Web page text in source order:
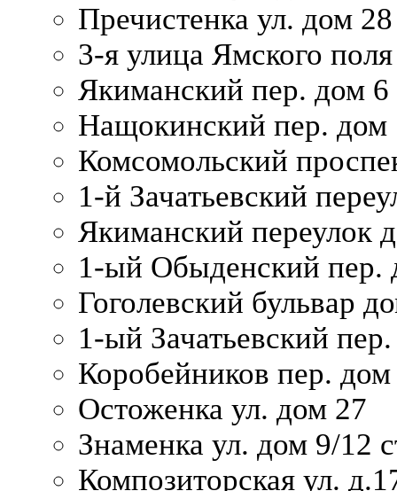
Пречистенка ул. дом 28
3-я улица Ямского
Якиманский пер. дом 6
Нащокинский пер. дом
Комсомольский
1-й Зачатьевский
Якиманский переулок
1-ый Обыденский пер.
Гоголевский бульвар
1-ый Зачатьевский
Коробейников пер.
Остоженка ул. дом 27
Знаменка ул. дом 9/12
Композиторская ул.